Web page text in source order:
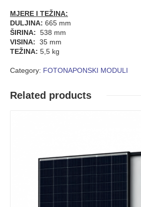
MJERE I TEŽINA:
DULJINA: 665 mm
ŠIRINA: 538 mm
VISINA: 35 mm
TEŽINA: 5,5 kg
Category: FOTONAPONSKI MODULI
Related products
Details